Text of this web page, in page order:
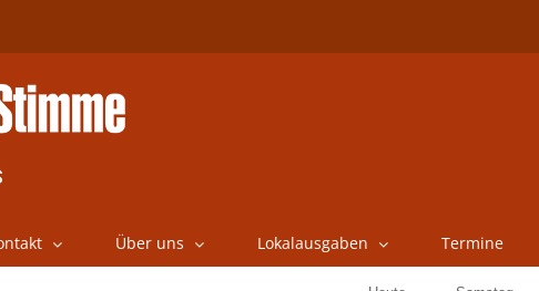
Über uns Lokalausgaben Termine